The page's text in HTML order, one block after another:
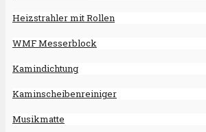
Heizstrahler mit Rollen
WMF Messerblock
Kamindichtung
Kaminscheibenreiniger
Musikmatte